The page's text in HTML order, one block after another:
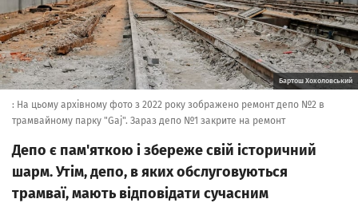
Бартош Хохоловський
: На цьому архівному фото з 2022 року зображено ремонт депо №2 в
трамвайному парку "Gaj". Зараз депо №1 закрите на ремонт
Депо є пам'яткою і збереже свій історичний
шарм. Утім, депо, в яких обслуговуються
трамваї, мають відповідати сучасним